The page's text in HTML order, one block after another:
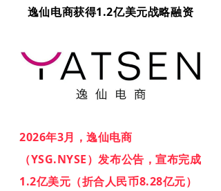
逸仙电商获得1.2亿美元战略融资
2026年3月，逸仙电商
（YSG.NYSE）发布公告，宣布完成
1.2亿美元（折合人民币8.28亿元）